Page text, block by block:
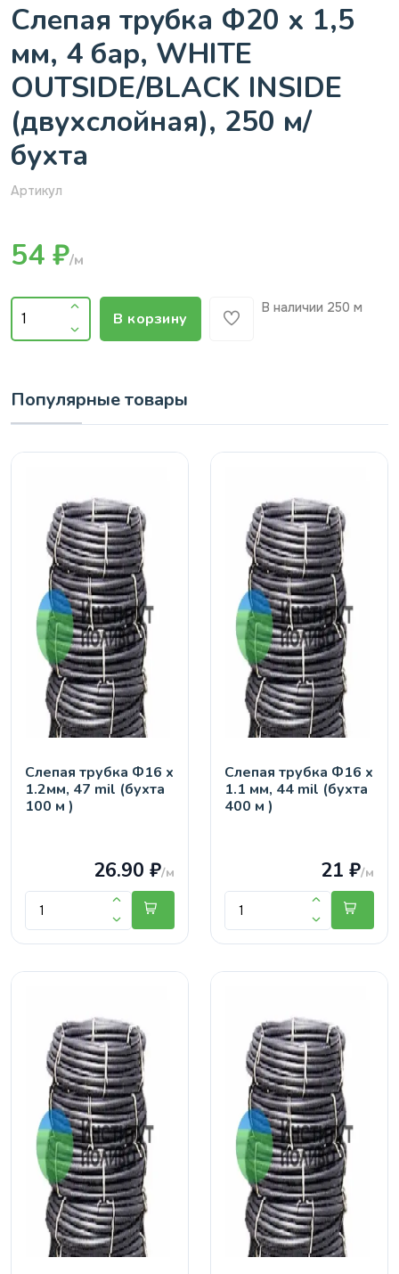
Слепая трубка Ф20 х 1,5
мм, 4 бар, WHITE
OUTSIDE/BLACK INSIDE
(двухслойная), 250 м/
бухта
Артикул
54 ₽/м
В корзину
В наличии 250 м
Популярные товары
Слепая трубка Ф16 х
1.2мм, 47 mil (бухта
100 м )
26.90 ₽/м
Слепая трубка Ф16 х
1.1 мм, 44 mil (бухта
400 м )
21 ₽/м